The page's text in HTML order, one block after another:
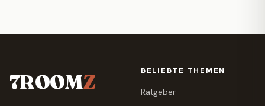
7ROOMZ BELIEBTE THEMEN
Ratgeber